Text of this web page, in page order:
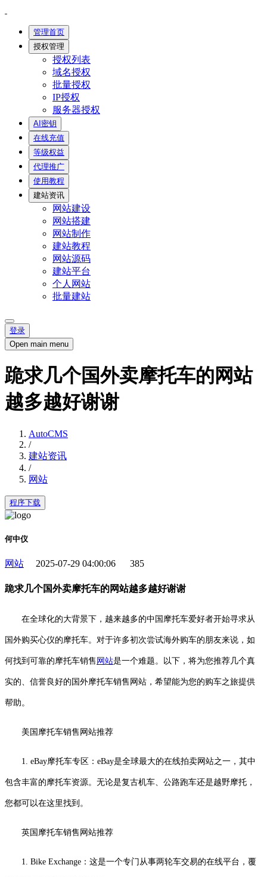
管理首页
授权管理
授权列表
域名授权
批量授权
IP授权
服务器授权
AI密钥
在线充值
等级权益
代理推广
使用教程
建站资讯
网站建设
网站搭建
网站制作
建站教程
网站源码
建站平台
个人网站
批量建站
登录
Open main menu
跪求几个国外卖摩托车的网站
越多越好谢谢
AutoCMS
/
建站资讯
/
网站
程序下载
何中仪
网站 2025-07-29 04:00:06 385
跪求几个国外卖摩托车的网站越多越好谢谢
在全球化的大背景下，越来越多的中国摩托车爱好者开始寻求从
国外购买心仪的摩托车。对于许多初次尝试海外购车的朋友来说，如
何找到可靠的摩托车销售 网站是一个难题。以下，将为您推荐几个真
实的、信誉良好的国外摩托车销售网站，希望能为您的购车之旅提供
帮助。
美国摩托车销售网站推荐
1. eBay摩托车专区：eBay是全球最大的在线拍卖网站之一，其中
包含丰富的摩托车资源。无论是复古机车、公路跑车还是越野摩托，
您都可以在这里找到。
英国摩托车销售网站推荐
1. Bike Exchange：这是一个专门从事两轮车交易的在线平台，覆